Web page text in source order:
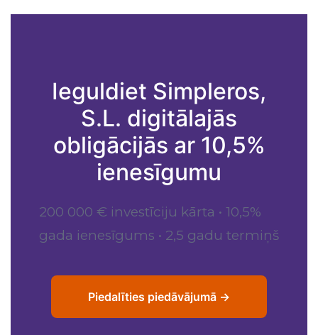
Ieguldiet Simpleros,
S.L. digitālajās
obligācijās ar 10,5%
ienesīgumu
200 000 € investīciju kārta • 10,5%
gada ienesīgums • 2,5 gadu termiņš
Piedalīties piedāvājumā →